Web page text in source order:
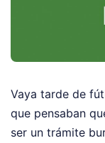
Vaya tarde de
que pensaban
ser un trámite